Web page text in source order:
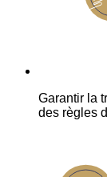
Garantir la
des règles